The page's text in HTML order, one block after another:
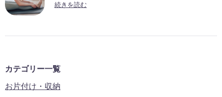
続きを読む
カテゴリー一覧
お片付け・収納